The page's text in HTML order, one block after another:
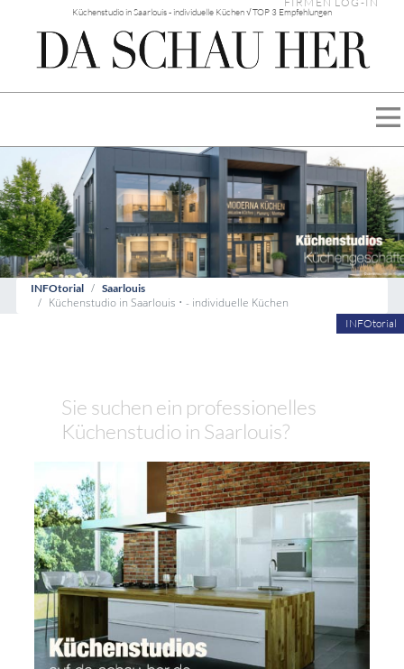
Küchenstudio in Saarlouis - individuelle Küchen √ TOP 3 Empfehlungen
INFOtorial Saarlouis
Küchenstudio in Saarlouis • - individuelle Küchen
INFOtorial
Sie suchen ein professionelles
Küchenstudio in Saarlouis?